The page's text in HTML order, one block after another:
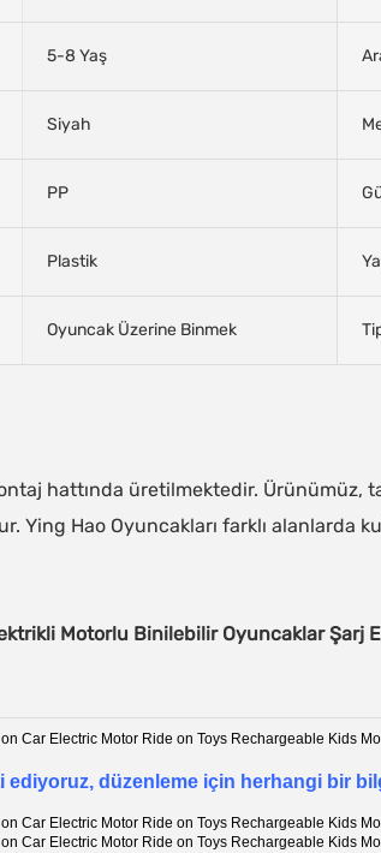
5-8 Yaş
Siyah
PP
Plastik
Oyuncak Üzerine Binmek
hattında üretilmektedir. Ürünümüz,
Ying Hao Oyuncakları farklı alanlarda
Motorlu Binilebilir Oyuncaklar Şarj
ediyoruz, düzenleme için herhangi bir